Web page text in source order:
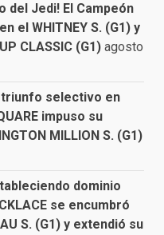
del Jedi! El Campeón
el WHITNEY S. (G1) y
CLASSIC (G1) agosto
triunfo selectivo en
impuso su
MILLION S. (G1)
dominio
se encumbró
S. (G1) y extendió su